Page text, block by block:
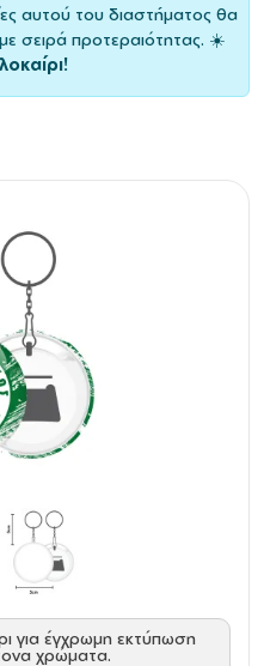
αυτού του διαστήματος θα
σειρά προτεραιότητας. ☀️
για έγχρωμη εκτύπωση
χρώματα.